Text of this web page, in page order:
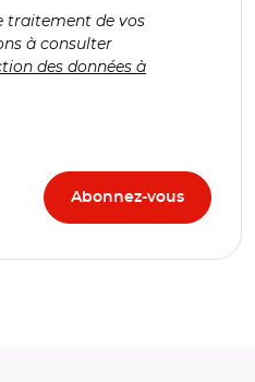
traitement de vos
à consulter
des données à